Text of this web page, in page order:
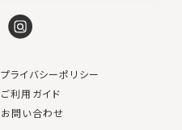
プライバシーポリシー
ご利用ガイド
お問い合わせ